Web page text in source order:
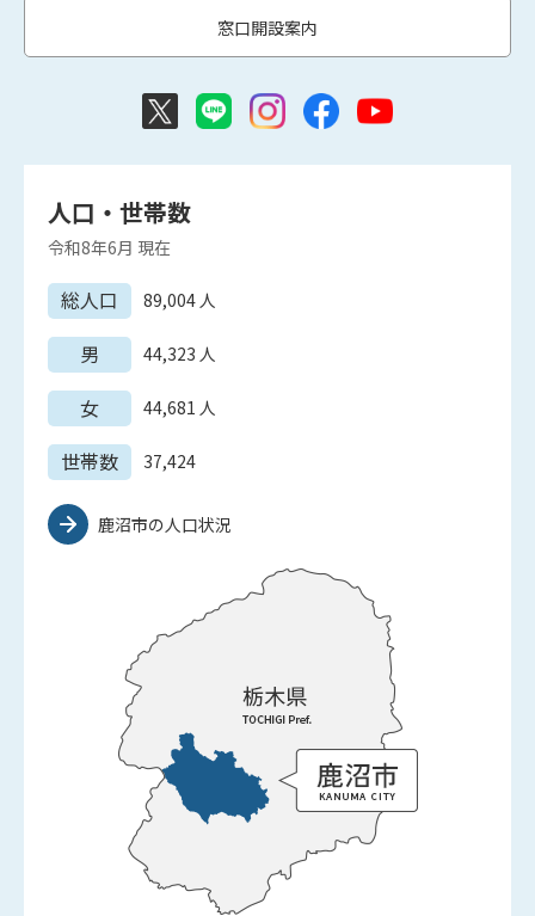
窓口開設案内
人口・世帯数
令和8年6月 現在
総人口 89,004人
男 44,323 人
女 44,681 人
世帯数 37,424
鹿沼市の人口状況